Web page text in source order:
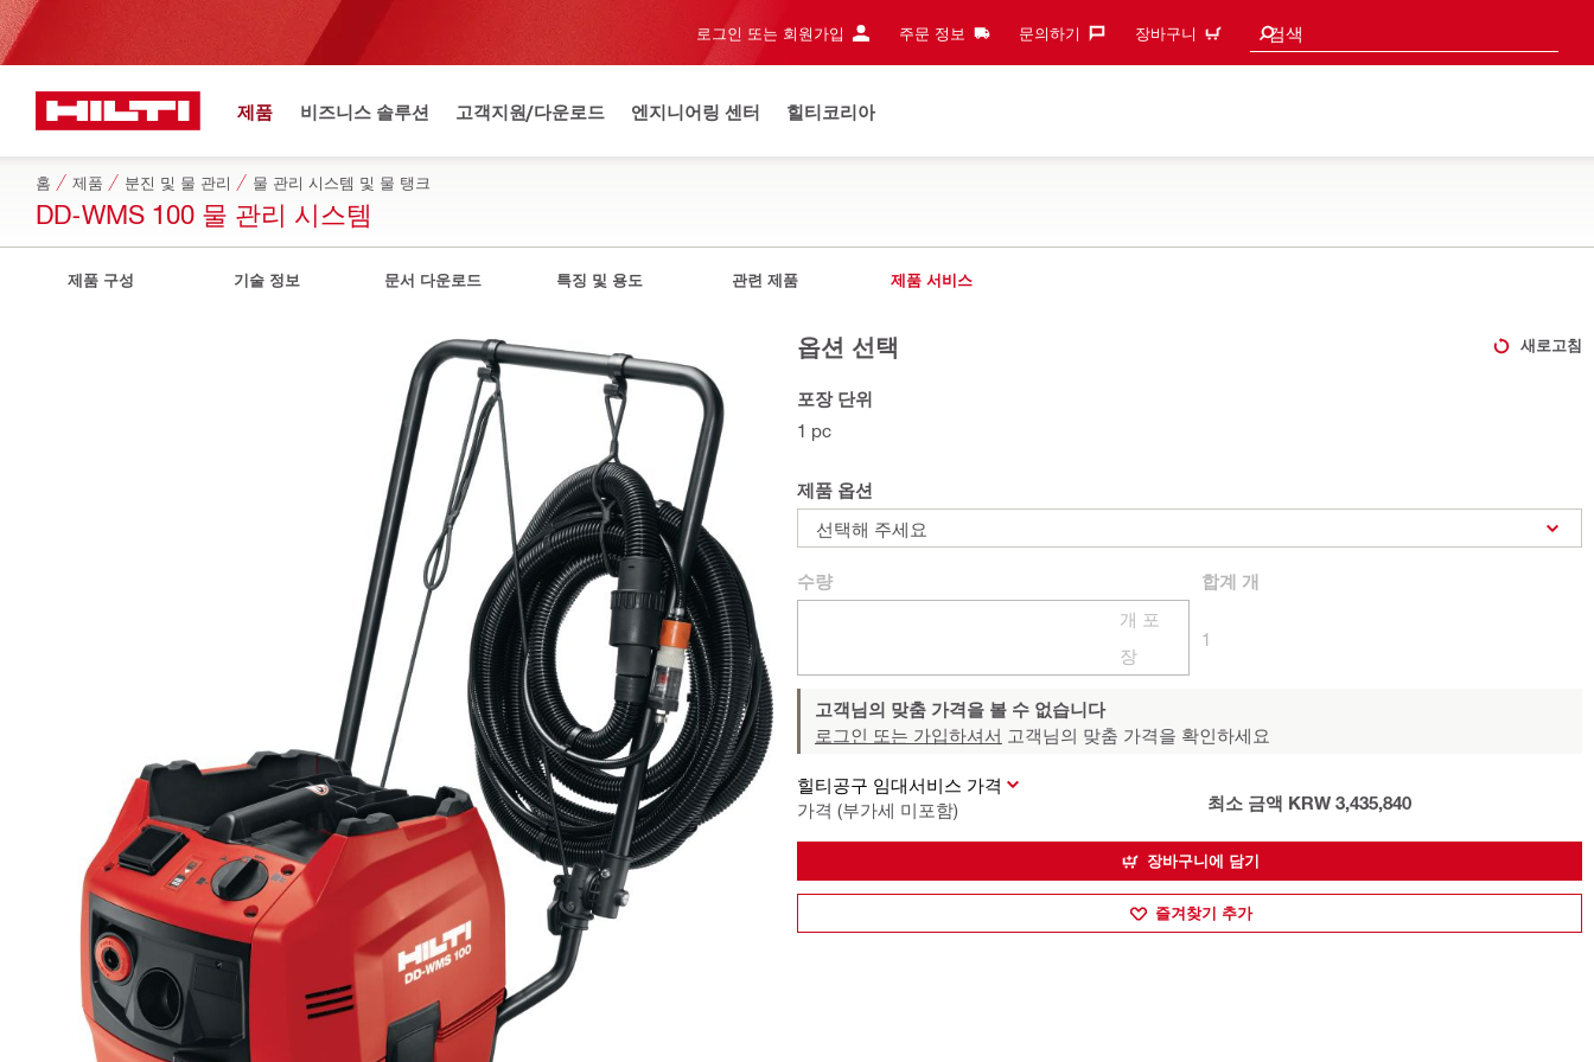
로그인 또는 회원가입 주문 정보 문의하기‎ 장바구니 검색
검색 추천
제품 비즈니스 솔루션 고객지원/다운로드 엔지니어링 센터 힐티코리아
홈 제품 분진 및 물 관리 물 관리 시스템 및 물 탱크
DD-WMS 100 물 관리 시스템
제품 구성 기술 정보 문서 다운로드 특징 및 용도 관련 제품 제품 서비스
옵션 선택 새로고침
포장 단위
1 pc
제품 옵션
선택해 주세요
수량
개 포
장
합계 개
1
고객님의 맞춤 가격을 볼 수 없습니다
로그인 또는 가입하셔서 고객님의 맞춤 가격을 확인하세요
힐티공구 임대서비스 가격
가격 (부가세 미포함)
최소 금액 KRW 3,435,840
장바구니에 담기
즐겨찾기 추가